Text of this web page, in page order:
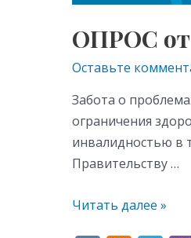
ОПРОС от
Оставьте
Забота о
ограничения
инвалидностью в
Правительству …
Читать далее »